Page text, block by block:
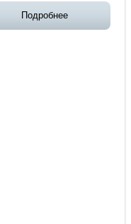
Подробнее